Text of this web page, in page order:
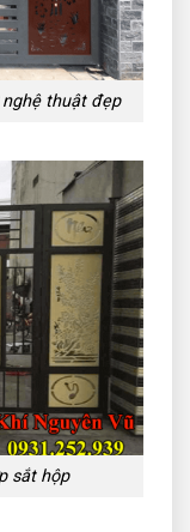
thuật đẹp
sắt hộp